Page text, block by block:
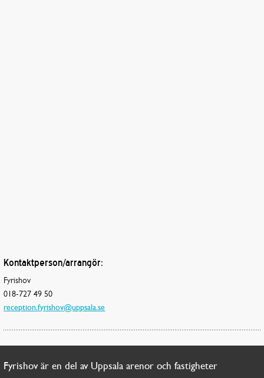
Kontaktperson/arrangör:
Fyrishov
018-727 49 50
reception.fyrishov@uppsala.se
Fyrishov är en del av Uppsala arenor och fastigheter